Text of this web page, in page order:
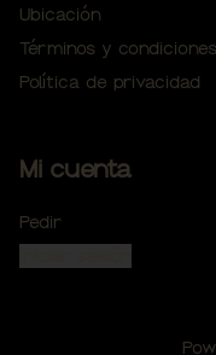
Ubicación
Términos y condiciones
Política de privacidad
Mi cuenta
Pedir